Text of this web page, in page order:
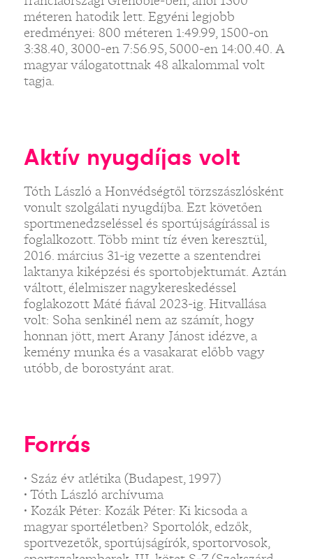
méteren hatodik lett. Egyéni legjobb
eredményei: 800 méteren 1:49.99, 1500-on
3:38.40, 3000-en 7:56.95, 5000-en 14:00.40. A
magyar válogatottnak 48 alkalommal volt
tagja.
Aktív nyugdíjas volt
Tóth László a Honvédségtől törzszászlósként
vonult szolgálati nyugdíjba. Ezt követően
sportmenedzseléssel és sportújságírással is
foglalkozott. Több mint tíz éven keresztül,
2016. március 31-ig vezette a szentendrei
laktanya kiképzési és sportobjektumát. Aztán
váltott, élelmiszer nagykereskedéssel
foglakozott Máté fiával 2023-ig. Hitvallása
volt: Soha senkinél nem az számít, hogy
honnan jött, mert Arany Jánost idézve, a
kemény munka és a vasakarat előbb vagy
utóbb, de borostyánt arat.
Forrás
• Száz év atlétika (Budapest, 1997)
• Tóth László archívuma
• Kozák Péter: Kozák Péter: Ki kicsoda a
magyar sportéletben? Sportolók, edzők,
sportvezetők, sportújságírók, sportorvosok,